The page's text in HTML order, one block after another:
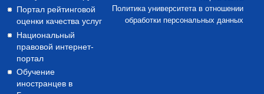
Портал рейтинговой
оценки качества услуг
Национальный
правовой интернет-
портал
Обучение
иностранцев в
Политика университета в отношении
обработки персональных данных